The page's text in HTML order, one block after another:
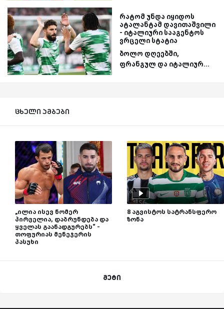
რატომ უნდა იყიდოს
ატალანტამ დავითაშვილი
- იტალიური სააგენტოს
ვრცელი სტატია
ბოლო დღეებში,
ფრანგულ და იტალიურ...
ცხელი ამბები
„ილია ისევ ნომერ
პირველია, დაბრუნდება და
ყველას გაანადგურებს“ -
თოფურიას მენეჯერის
პასუხი
8 აგვისტოს სატრანსფერო
ზონა
მეტი